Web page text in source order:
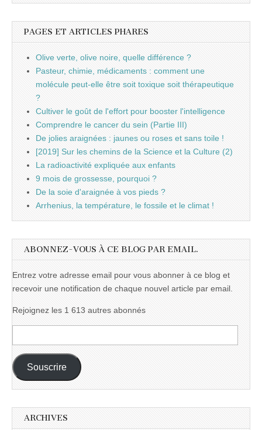
PAGES ET ARTICLES PHARES
Olive verte, olive noire, quelle différence ?
Pasteur, chimie, médicaments : comment une
molécule peut-elle être soit toxique soit thérapeutique
?
Cultiver le goût de l'effort pour booster l'intelligence
Comprendre le cancer du sein (Partie III)
De jolies araignées : jaunes ou roses et sans toile !
[2019] Sur les chemins de la Science et la Culture (2)
La radioactivité expliquée aux enfants
9 mois de grossesse, pourquoi ?
De la soie d'araignée à vos pieds ?
Arrhenius, la température, le fossile et le climat !
ABONNEZ-VOUS À CE BLOG PAR EMAIL.
Entrez votre adresse email pour vous abonner à ce blog et
recevoir une notification de chaque nouvel article par email.
Rejoignez les 1 613 autres abonnés
e-
mail :
Souscrire
ARCHIVES